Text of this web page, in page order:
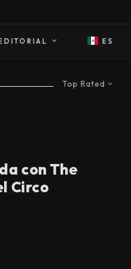
ES
Top Rated
con The
Circo